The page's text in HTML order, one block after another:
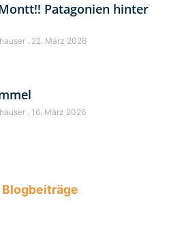
Patagonien hinter
22. März 2026
16. März 2026
Blogbeiträge